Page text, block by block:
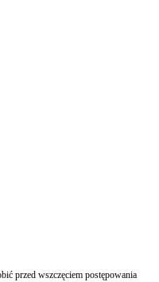
przed wszczęciem postępowania